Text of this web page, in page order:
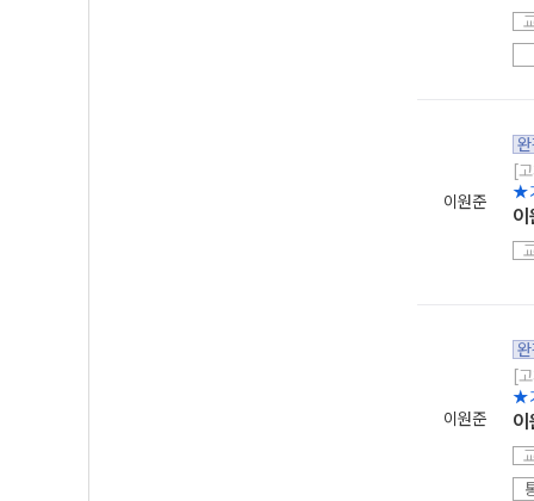
이원준
[
★
이원준
[
★